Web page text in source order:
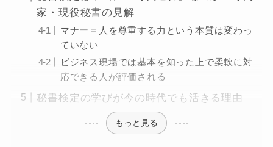
家・現役秘書の見解
マナー＝人を尊重する力という本質は変わっ
ていない
ビジネス現場では基本を知った上で柔軟に対
応できる人が評価される
秘書検定の学びが今の時代でも活きる理由
もっと見る